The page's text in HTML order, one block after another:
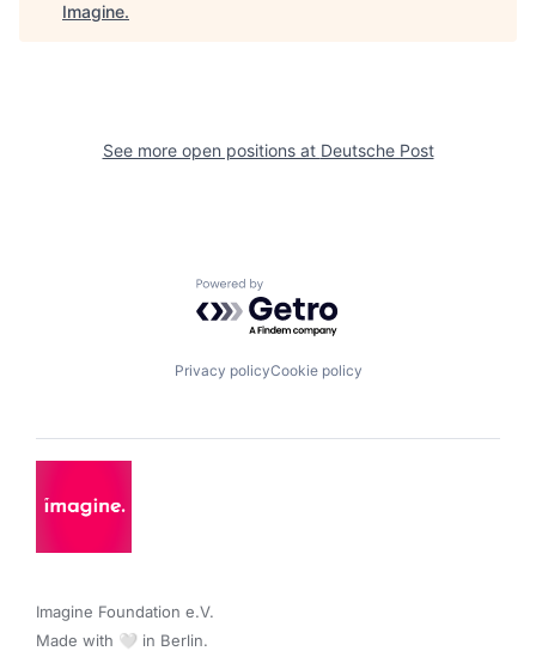
Imagine.
See more open positions at Deutsche Post
Powered by Getro.com
Privacy policyCookie policy
Imagine Foundation e.V.
Made with 🤍 in Berlin.